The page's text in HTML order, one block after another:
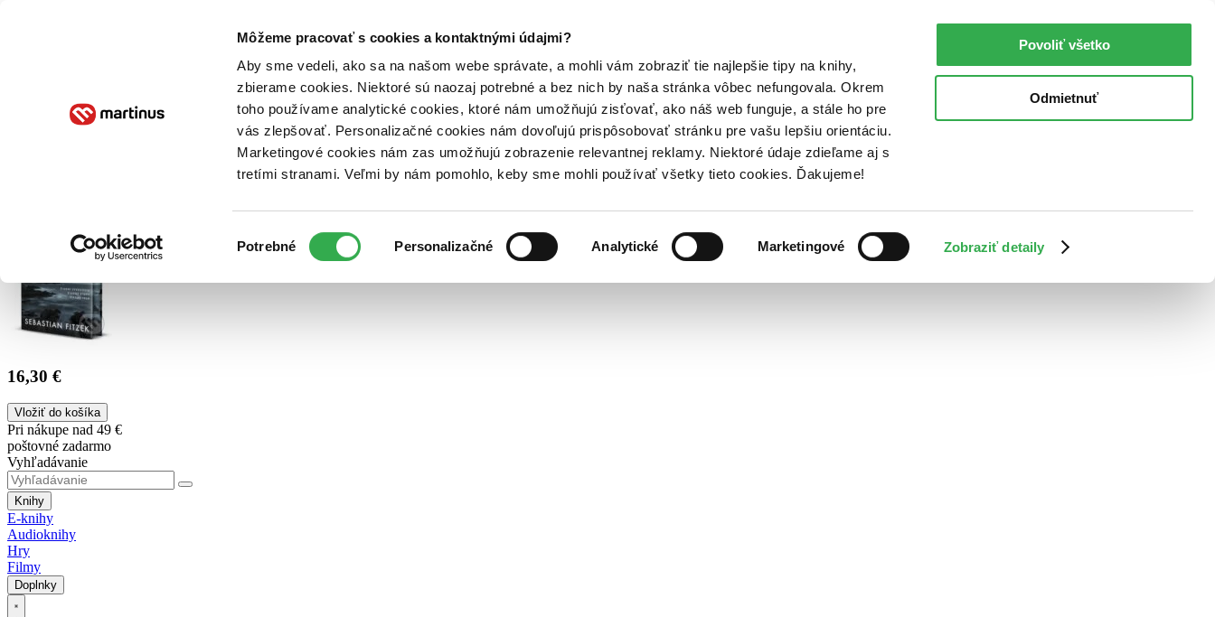
Môžeme pracovať s cookies a kontaktnými údajmi?
Aby sme vedeli, ako sa na našom webe správate, a mohli vám zobraziť tie najlepšie tipy na knihy,
zbierame cookies. Niektoré sú naozaj potrebné a bez nich by naša stránka vôbec nefungovala. Okrem
toho používame analytické cookies, ktoré nám umožňujú zisťovať, ako náš web funguje, a stále ho pre
vás zlepšovať. Personalizačné cookies nám dovoľujú prispôsobovať stránku pre vašu lepšiu orientáciu.
Marketingové cookies nám zas umožňujú zobrazenie relevantnej reklamy. Niektoré údaje zdieľame aj s
tretími stranami. Veľmi by nám pomohlo, keby sme mohli používať všetky tieto cookies. Ďakujeme!
súhlasu
Potrebné Personalizačné Analytické Marketingové Zobraziť detaily
Povoliť všetko
Odmietnuť
Poukážky Kontakt
16,30 €
Vložiť do košíka
Pri nákupe nad 49 €
poštovné zadarmo
Vyhľadávanie
Knihy
E-knihy
Audioknihy
Hry
Filmy
Doplnky